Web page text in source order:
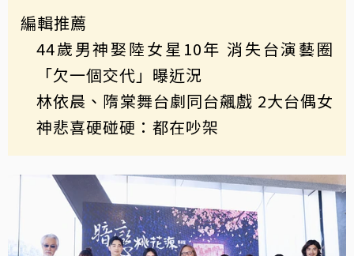
編輯推薦
44歲男神娶陸女星10年 消失台演藝圈
「欠一個交代」曝近況
林依晨、隋棠舞台劇同台飆戲 2大台偶女
神悲喜硬碰硬：都在吵架